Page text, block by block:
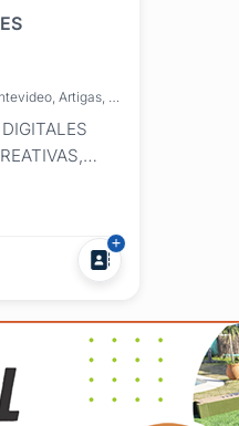
Brinda servicios en: Montevideo, Artigas, Canelones, Cerro Largo, Colonia, Durazno, Flores, Florida, Lavalleja, Maldonado, Paysandú, Río Negro, Rivera, Rocha, Salto, San José, Soriano, Tacuarembó, Treinta y Tres
de
infantil a